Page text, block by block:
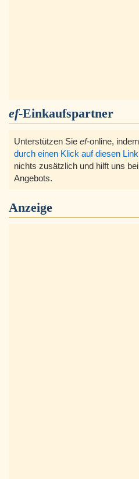
ef-Einkaufspartner
Unterstützen Sie ef-online,
durch einen Klick auf diesen Link
nichts zusätzlich und hilft uns
Angebots.
Anzeige